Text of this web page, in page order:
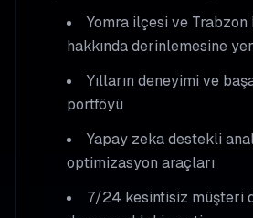
Yomra ilçesi ve Trabzon
hakkında derinlemesine
Yılların deneyimi ve
portföyü
Yapay zeka destekli
optimizasyon araçları
7/24 kesintisiz müşteri